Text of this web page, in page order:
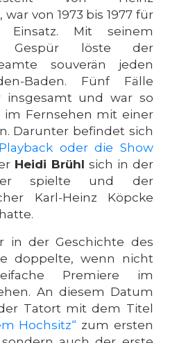
von 1973 bis 1977 für
Mit seinem
Gespür löste der
souverän jeden
Baden. Fünf Fälle
insgesamt und war so
im Fernsehen mit einer
Darunter befindet sich
oder die Show
Heidi Brühl sich in der
spielte und der
Karl-Heinz Köpcke
in der Geschichte des
doppelte, wenn nicht
Premiere im
An diesem Datum
Tatort mit dem Titel
Hochsitz“ zum ersten